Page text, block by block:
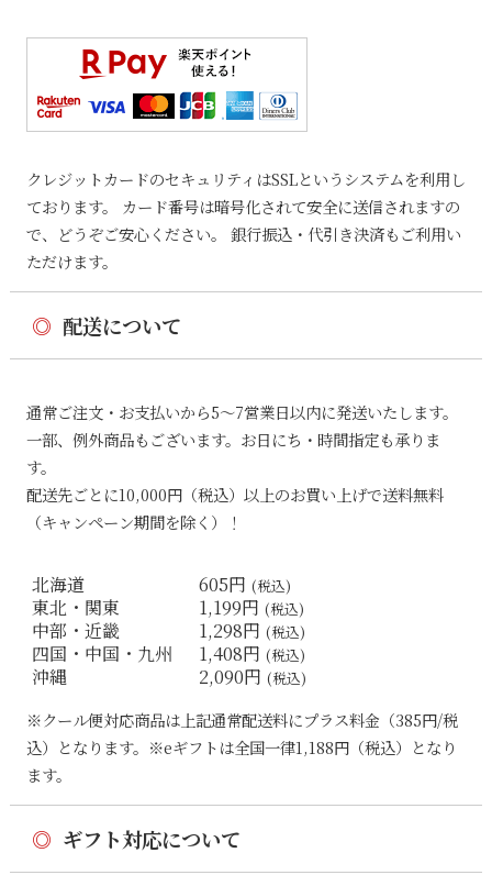
クレジットカードのセキュリティはSSLというシステムを利用し
ております。 カード番号は暗号化されて安全に送信されますの
で、どうぞご安心ください。 銀行振込・代引き決済もご利用い
ただけます。
◎ 配送について
通常ご注文・お支払いから5〜7営業日以内に発送いたします。
一部、例外商品もございます。お日にち・時間指定も承りま
す。
配送先ごとに10,000円（税込）以上のお買い上げで送料無料
（キャンペーン期間を除く）！
北海道 605円 (税込)
東北・関東 1,199円 (税込)
中部・近畿 1,298円 (税込)
四国・中国・九州 1,408円 (税込)
沖縄 2,090円 (税込)
※クール便対応商品は上記通常配送料にプラス料金（385円/税
込）となります。※eギフトは全国一律1,188円（税込）となり
ます。
◎ ギフト対応について